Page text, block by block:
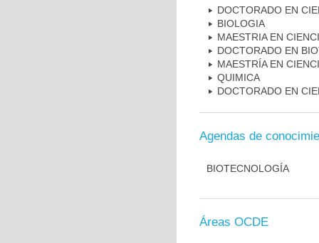
DOCTORADO EN
BIOLOGIA
MAESTRIA EN
DOCTORADO EN
MAESTRÍA EN
QUIMICA
DOCTORADO EN
Agendas de
BIOTECNOLOGÍA
Áreas OCDE